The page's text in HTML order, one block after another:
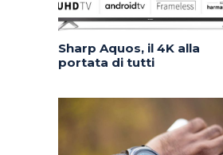
Sharp Aquos, il 4K alla
portata di tutti